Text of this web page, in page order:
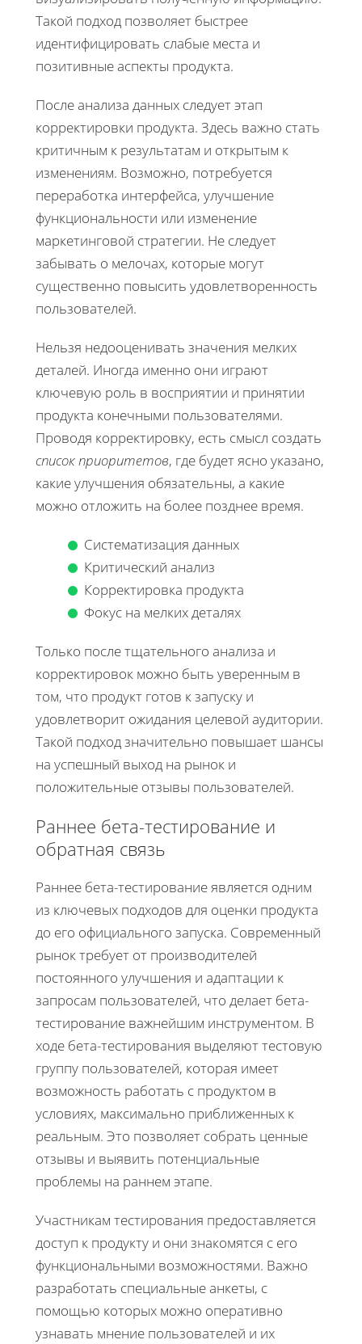
Такой подход позволяет быстрее
идентифицировать слабые места и
позитивные аспекты продукта.
После анализа данных следует этап
корректировки продукта. Здесь важно стать
критичным к результатам и открытым к
изменениям. Возможно, потребуется
переработка интерфейса, улучшение
функциональности или изменение
маркетинговой стратегии. Не следует
забывать о мелочах, которые могут
существенно повысить удовлетворенность
пользователей.
Нельзя недооценивать значения мелких
деталей. Иногда именно они играют
ключевую роль в восприятии и принятии
продукта конечными пользователями.
Проводя корректировку, есть смысл создать
список приоритетов, где будет ясно указано,
какие улучшения обязательны, а какие
можно отложить на более позднее время.
Систематизация данных
Критический анализ
Корректировка продукта
Фокус на мелких деталях
Только после тщательного анализа и
корректировок можно быть уверенным в
том, что продукт готов к запуску и
удовлетворит ожидания целевой аудитории.
Такой подход значительно повышает шансы
на успешный выход на рынок и
положительные отзывы пользователей.
Раннее бета-тестирование и
обратная связь
Раннее бета-тестирование является одним
из ключевых подходов для оценки продукта
до его официального запуска. Современный
рынок требует от производителей
постоянного улучшения и адаптации к
запросам пользователей, что делает бета-
тестирование важнейшим инструментом. В
ходе бета-тестирования выделяют тестовую
группу пользователей, которая имеет
возможность работать с продуктом в
условиях, максимально приближенных к
реальным. Это позволяет собрать ценные
отзывы и выявить потенциальные
проблемы на раннем этапе.
Участникам тестирования предоставляется
доступ к продукту и они знакомятся с его
функциональными возможностями. Важно
разработать специальные анкеты, с
помощью которых можно оперативно
узнавать мнение пользователей и их